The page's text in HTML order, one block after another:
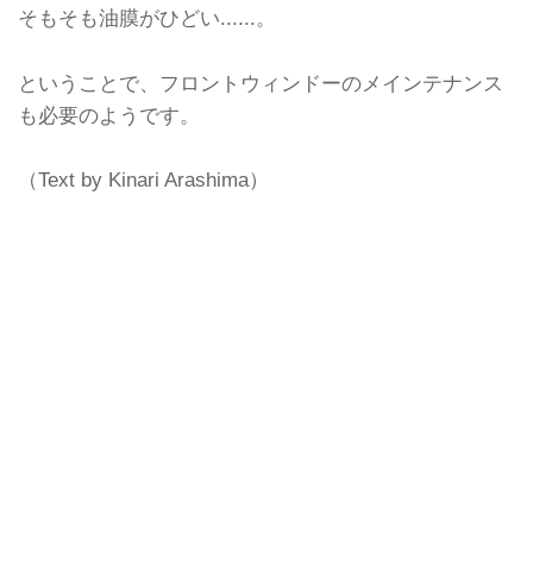
そもそも油膜がひどい......。
ということで、フロントウィンドーのメインテナンス
も必要のようです。
（Text by Kinari Arashima）